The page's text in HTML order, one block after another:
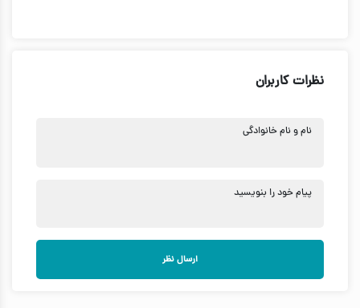
نظرات کاربران
نام و نام خانوادگی
پیام خود را بنویسید
ارسال نظر